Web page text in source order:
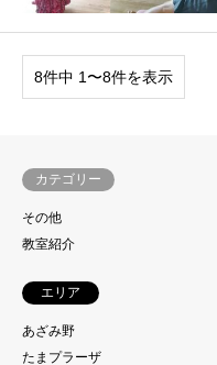
8件中 1〜8件を表示
カテゴリー
その他
教室紹介
エリア
あざみ野
たまプラーザ